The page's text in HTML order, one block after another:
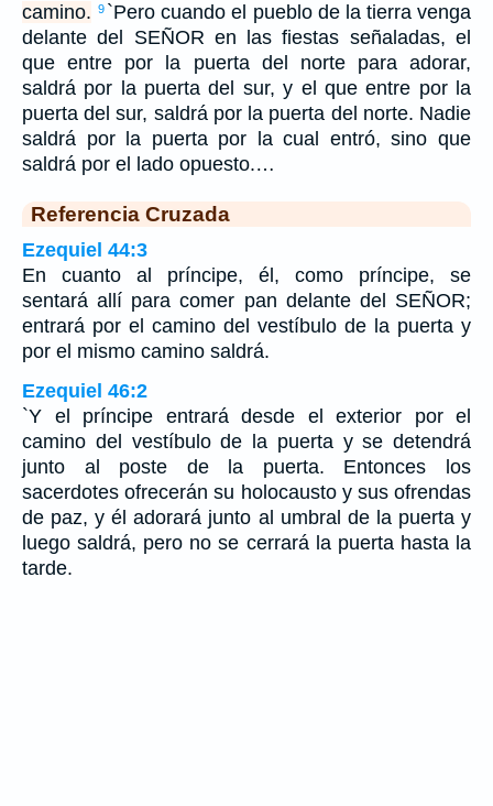
camino. 9 `Pero cuando el pueblo de la tierra venga
delante del SEÑOR en las fiestas señaladas, el
que entre por la puerta del norte para adorar,
saldrá por la puerta del sur, y el que entre por la
puerta del sur, saldrá por la puerta del norte. Nadie
saldrá por la puerta por la cual entró, sino que
saldrá por el lado opuesto.…
Referencia Cruzada
Ezequiel 44:3
En cuanto al príncipe, él, como príncipe, se
sentará allí para comer pan delante del SEÑOR;
entrará por el camino del vestíbulo de la puerta y
por el mismo camino saldrá.
Ezequiel 46:2
`Y el príncipe entrará desde el exterior por el
camino del vestíbulo de la puerta y se detendrá
junto al poste de la puerta. Entonces los
sacerdotes ofrecerán su holocausto y sus ofrendas
de paz, y él adorará junto al umbral de la puerta y
luego saldrá, pero no se cerrará la puerta hasta la
tarde.